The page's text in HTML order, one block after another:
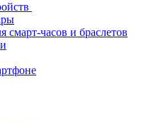
смарт-часов и браслетов